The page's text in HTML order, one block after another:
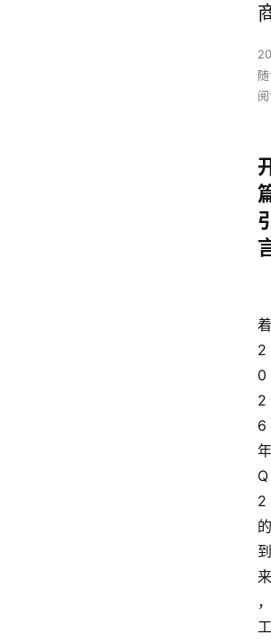
着
2
0
2
6
年
Q
2
的
到
来
，
工